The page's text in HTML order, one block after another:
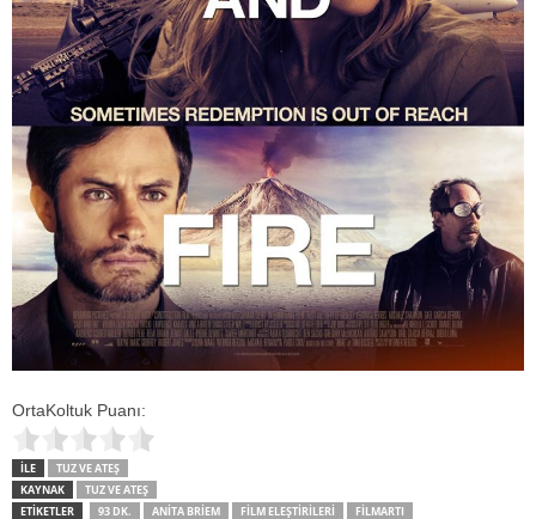
OrtaKoltuk Puanı:
İLE
TUZ VE ATEŞ
KAYNAK
TUZ VE ATEŞ
ETİKETLER
93 DK. ANITA BRIEM FILM ELEŞTIRILERI FILMARTI